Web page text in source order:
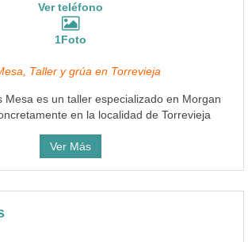
Ver teléfono
1Foto
Taller y grúa en Torrevieja
Mesa es un taller especializado en Morgan
en la localidad de Torrevieja
Ver Más